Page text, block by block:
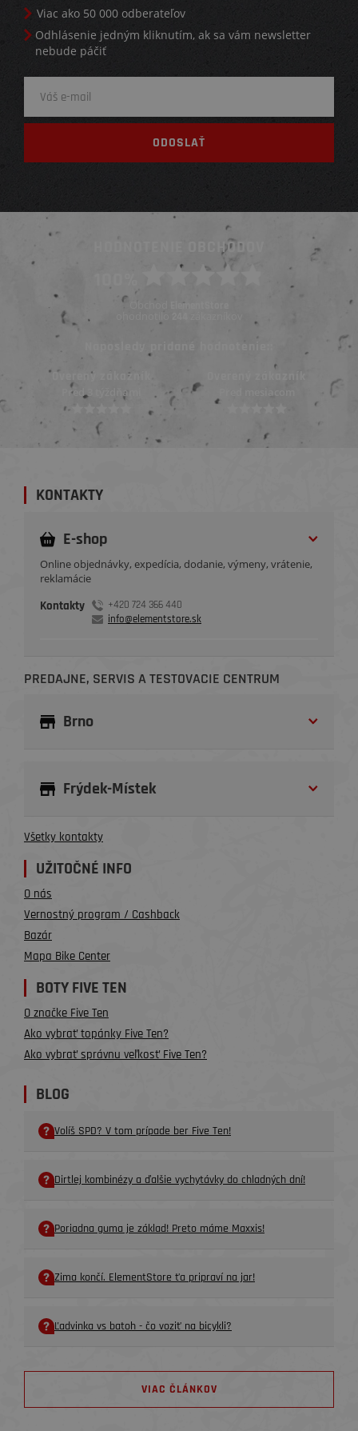
Viac ako 50 000 odberateľov
Odhlásenie jedným kliknutím, ak sa vám newsletter
nebude páčiť
HODNOTENIE OBCHODOV
Obchod ElementStore
ohodnotilo
Naposledy pridané hodnotenie::
Overený zákazník
Pred mesiacom
Overený zákazník
KONTAKTY
E-shop
Online objednávky, expedícia, dodanie, výmeny, vrátenie,
reklamácie
Kontakty
+420 724 366 440
info@elementstore.sk
PREDAJNE, SERVIS A TESTOVACIE CENTRUM
Brno
Frýdek-Místek
Všetky kontakty
UŽITOČNÉ INFO
O nás
Vernostný program / Cashback
Bazár
Mapa Bike Center
BOTY FIVE TEN
O značke Five Ten
Ako vybrať topánky Five Ten?
Ako vybrať správnu veľkosť Five Ten?
BLOG
Volíš SPD? V tom prípade ber Five Ten!
Dirtlej kombinézy a ďalšie vychytávky do chladných dní!
Poriadna guma je základ! Preto máme Maxxis!
Zima končí. ElementStore ťa pripraví na jar!
Ľadvinka vs batoh - čo voziť na bicykli?
VIAC ČLÁNKOV